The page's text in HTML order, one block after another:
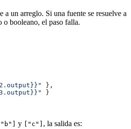
a un arreglo. Si una fuente se resuelve a
o booleano, el paso falla.
},
}
y ["c"] , la salida es: